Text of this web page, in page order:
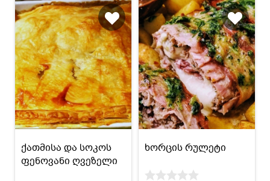
ქათმისა და სოკოს
ფენოვანი ღვეზელი
ხორცის რულეტი